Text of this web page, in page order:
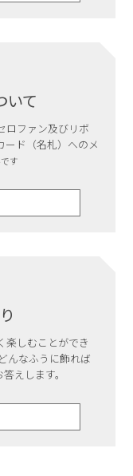
いて
ロファン及びリボ
ード（名札）へのメ
す
楽しむことができ
んなふうに飾れば
えします。